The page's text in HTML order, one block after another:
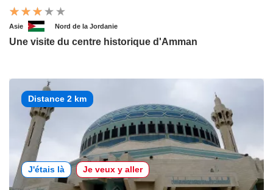
Asie Nord de la Jordanie
Une visite du centre historique d'Amman
Distance 2 km
J'étais là Je veux y aller